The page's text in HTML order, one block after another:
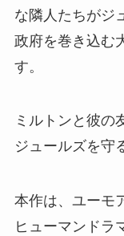
な隣人たちがジ
政府を巻き込む
す。
ミルトンと彼の
ジュールズを守
本作は、ユーモ
ヒューマンドラ